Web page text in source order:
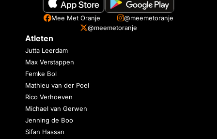
Mee Met Oranje
@meemetoranje
@meemetoranje
Atleten
Jutta Leerdam
Max Verstappen
Femke Bol
Mathieu van der Poel
Rico Verhoeven
Michael van Gerwen
Jenning de Boo
Sifan Hassan